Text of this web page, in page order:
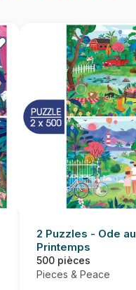
2 Puzzles - Ode au
Printemps
500 pièces
Pieces & Peace